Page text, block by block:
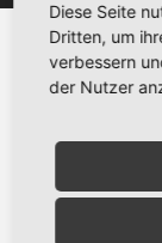
Diese Seite
Dritten, um
verbessern
der Nutzer